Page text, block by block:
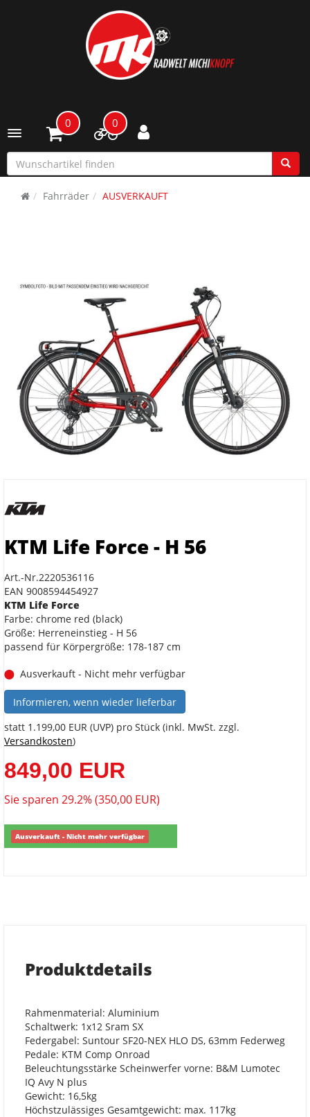
Toggle navigation
0 0
Fahrräder AUSVERKAUFT
KTM Life Force - H 56
Art.-Nr.2220536116
EAN 9008594454927
KTM Life Force
Farbe: chrome red (black)
Größe: Herreneinstieg - H 56
passend für Körpergröße: 178-187 cm
Ausverkauft - Nicht mehr verfügbar
Informieren, wenn wieder lieferbar
statt 1.199,00 EUR (UVP) pro Stück (inkl. MwSt. zzgl.
Versandkosten)
849,00 EUR
Sie sparen 29.2% (350,00 EUR)
Ausverkauft - Nicht mehr verfügbar
Produktdetails
Rahmenmaterial: Aluminium
Schaltwerk: 1x12 Sram SX
Federgabel: Suntour SF20-NEX HLO DS, 63mm Federweg
Pedale: KTM Comp Onroad
Beleuchtungsstärke Scheinwerfer vorne: B&M Lumotec
IQ Avy N plus
Gewicht: 16,5kg
Höchstzulässiges Gesamtgewicht: max. 117kg